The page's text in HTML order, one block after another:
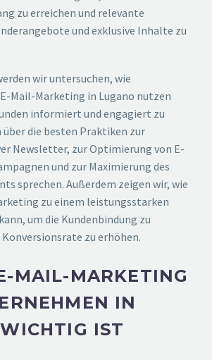
zu erreichen und relevante
und exklusive Inhalte zu
wir untersuchen, wie
Mail-Marketing in Lugano nutzen
informiert und engagiert zu
über die besten Praktiken zur
Newsletter, zur Optimierung von E-
und zur Maximierung des
sprechen. Außerdem zeigen wir, wie
zu einem leistungsstarken
um die Kundenbindung zu
Konversionsrate zu erhöhen.
MAIL-MARKETING
IN
IST